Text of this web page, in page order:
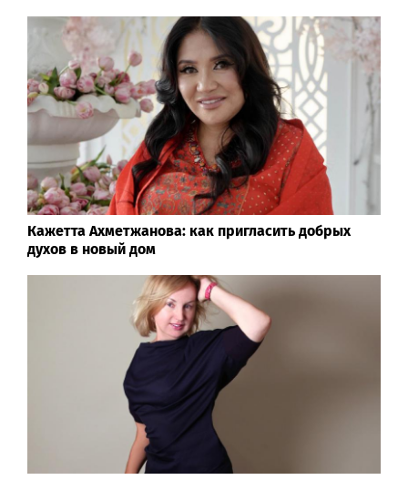
Кажетта Ахметжанова: как пригласить добрых
духов в новый дом